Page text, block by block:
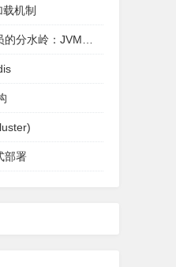
机制
JVM虚拟机-全面理解
部署